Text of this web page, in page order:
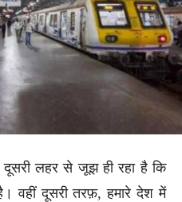
दूसरी लहर से जूझ ही रहा है कि
वहीं दूसरी तरफ़, हमारे देश में